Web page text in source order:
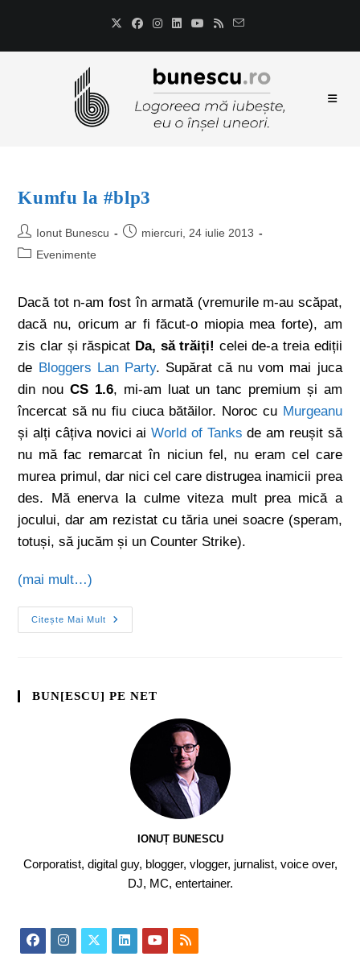
Kumfu la #blp3
Ionut Bunescu
miercuri, 24 iulie 2013
Evenimente
Dacă tot n-am fost în armată (vremurile m-au scăpat,
dacă nu, oricum ar fi făcut-o miopia mea forte), am
zis clar și răspicat Da, să trăiți! celei de-a treia ediții
de Bloggers Lan Party. Supărat că nu vom mai juca
din nouCS 1.6, mi-am luat un tanc premium și am
încercat să nu fiu ciuca bătăilor. Noroc cu Murgeanu
și alți câțiva novici aiWorld of Tanks de am reușit să
nu mă fac remarcat în niciun fel, nu eram cel care
murea primul, dar nici cel care distrugea inamicii prea
des. Mă enerva la culme viteza mult prea mică a
jocului, dar am rezistat cu tăria unei soacre (speram,
totuși, să jucăm și un Counter Strike).
(mai mult…)
Citește Mai Mult
BUN[ESCU] PE NET
IONUȚ BUNESCU
Corporatist, digital guy, blogger, vlogger, jurnalist, voice over,
DJ, MC, entertainer.